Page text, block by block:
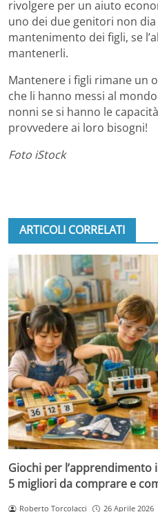
rivolgere per un aiuto
uno dei due genitori non
mantenimento dei figli, se
mantenerli.
Mantenere i figli rimane un
che li hanno messi al
nonni se si hanno le
provvedere ai loro bisogni!
Foto iStock
ARTICOLI CORRELATI
Giochi per
5 migliori da comprare e
Roberto Torcolacci 26 Aprile 2026